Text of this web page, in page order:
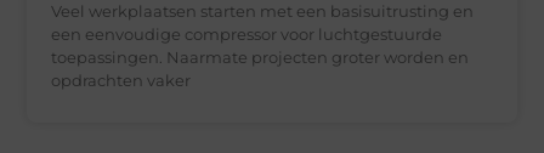
Veel werkplaatsen starten met een basisuitrusting en
een eenvoudige compressor voor luchtgestuurde
toepassingen. Naarmate projecten groter worden en
opdrachten vaker